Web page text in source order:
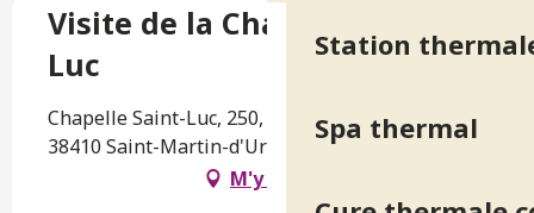
Station
Spa thermal
Visite de la Chapelle Saint-
Luc
Chapelle Saint-Luc, 250, Avenue des Thermes,
38410 Saint-Martin-d'Uriage
M'y rendre